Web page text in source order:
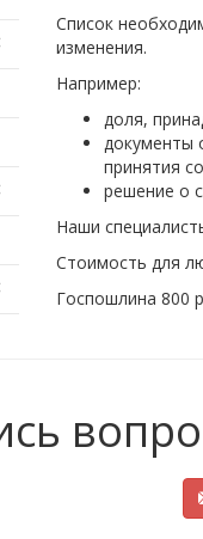
Список
изменения.
Например:
доля,
документы
принятия
решение о
Наши
Стоимость для
Госпошлина 800